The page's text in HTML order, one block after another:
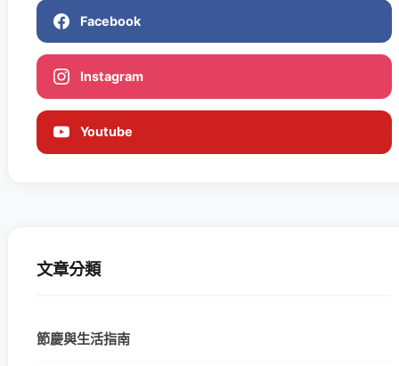
Facebook
Instagram
Youtube
文章分類
節慶與生活指南